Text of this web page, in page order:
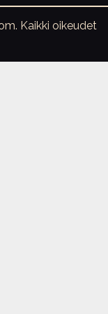
Kaikki oikeudet